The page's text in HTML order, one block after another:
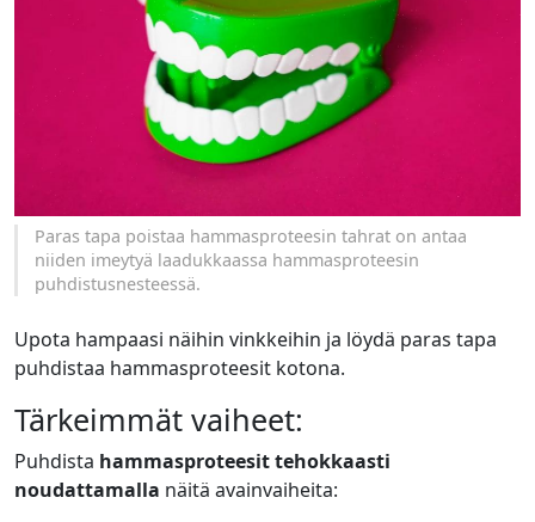
Paras tapa poistaa hammasproteesin tahrat on antaa
niiden imeytyä laadukkaassa hammasproteesin
puhdistusnesteessä.
Upota hampaasi näihin vinkkeihin ja löydä paras tapa
puhdistaa hammasproteesit kotona.
Tärkeimmät vaiheet:
Puhdista hammasproteesit tehokkaasti
noudattamalla näitä avainvaiheita: